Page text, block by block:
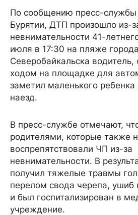
По сообщению пресс-
Бурятии, ДТП произошло из-
невнимательности 41-
июля в 17:30 на пляже города
Северобайкальска
ходом на площадке для
заметил маленького
наезд.
В пресс-службе отмечают,
родителями, которые также
воспрепятствовали ЧП из-за
невнимательности. В
получил тяжелые травмы
перелом свода черепа, ушиб
и был госпитализирован в
учреждение.